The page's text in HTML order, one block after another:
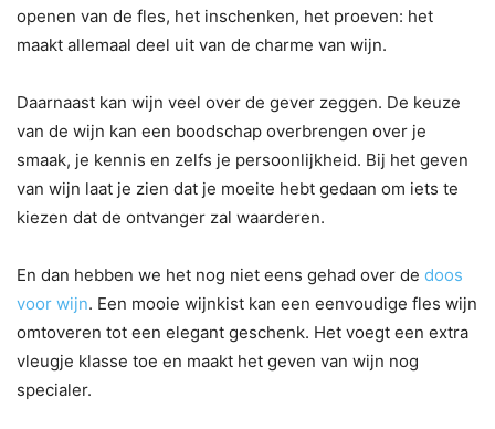
openen van de fles, het inschenken, het proeven: het
maakt allemaal deel uit van de charme van wijn.
Daarnaast kan wijn veel over de gever zeggen. De keuze
van de wijn kan een boodschap overbrengen over je
smaak, je kennis en zelfs je persoonlijkheid. Bij het geven
van wijn laat je zien dat je moeite hebt gedaan om iets te
kiezen dat de ontvanger zal waarderen.
En dan hebben we het nog niet eens gehad over de doos
voor wijn. Een mooie wijnkist kan een eenvoudige fles wijn
omtoveren tot een elegant geschenk. Het voegt een extra
vleugje klasse toe en maakt het geven van wijn nog
specialer.